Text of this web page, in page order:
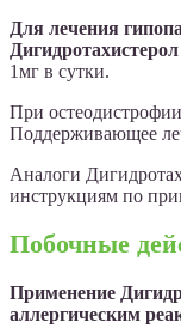
Для лечения
1мг в сутки.
При
Поддерживающее
Аналоги
инструкциям по
Побочные
Применение
аллергическим